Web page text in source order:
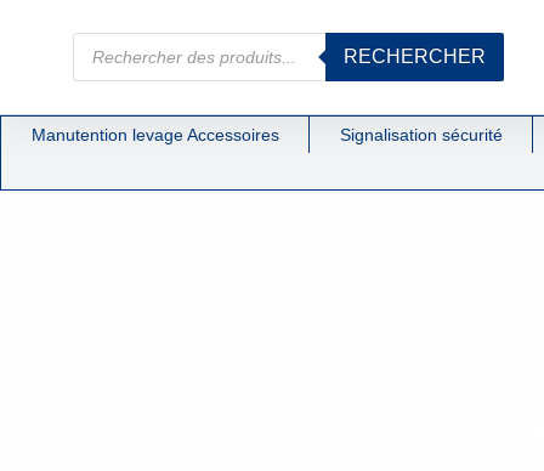
RECHERCHER
Manutention levage Accessoires Signalisation sécurité